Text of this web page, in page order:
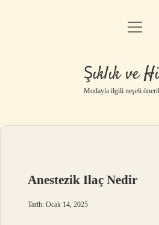
Gizlilik
Yasal Uyarı
menüyü
Şıklık ve
Modayla ilgili neşeli
Anestezik Ilaç Nedir
Tarih: Ocak 14, 2025